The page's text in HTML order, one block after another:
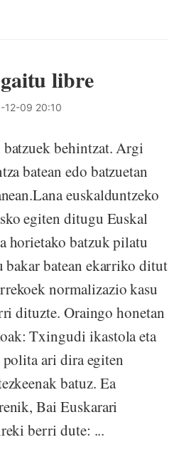
libre
12-09 20:10
behintzat. Argi
batean edo batzuetan
euskalduntzeko
egiten ditugu Euskal
horietako batzuk pilatu
batean ekarriko ditut
normalizazio kasu
dituzte. Oraingo honetan
Txingudi ikastola eta
ari dira egiten
batuz. Ea
Bai Euskarari
berri dute: ...